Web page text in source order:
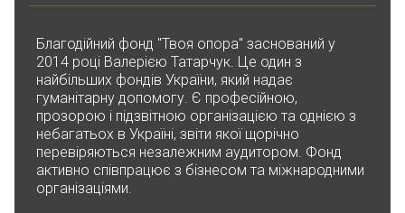
Благодійний фонд "Твоя опора" заснований у
2014 році Валерією Татарчук. Це один з
найбільших фондів України, який надає
гуманітарну допомогу. Є професійною,
прозорою і підзвітною організацією та однією з
небагатьох в Україні, звіти якої щорічно
перевіряються незалежним аудитором. Фонд
активно співпрацює з бізнесом та міжнародними
організаціями.